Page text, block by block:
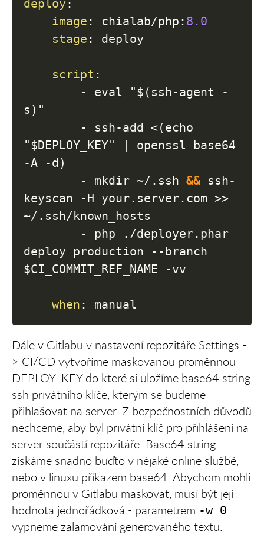
deploy :
image : chialab/php : 8.0
stage : deploy
script :
-
eval "$(ssh-agent
-
s)"
-
ssh-add <(echo
"$DEPLOY_KEY"
|
-A -d)
-
mkdir ~/.ssh && ssh-
keyscan
-H your.server.com >>
~/.ssh/known_hosts
-
php ./deployer.phar
deploy production
- - branch
$CI_COMMIT_REF_NAME
-vv
when :
Dále v Gitlabu v nastavení repozitáře Settings -
> CI/CD vytvoříme maskovanou proměnnou
DEPLOY_KEY do které si uložíme base64 string
ssh privátního klíče, kterým se budeme
přihlašovat na server. Z bezpečnostních důvodů
nechceme, aby byl privátní klíč pro přihlášení na
server součástí repozitáře. Base64 string
získáme snadno buďto v nějaké online službě,
nebo v linuxu příkazem base64. Abychom mohli
proměnnou v Gitlabu maskovat, musí být její
hodnota jednořádková - parametrem -w 0
vypneme zalamování generovaného textu: